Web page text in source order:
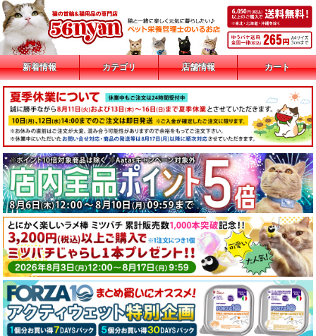
新着情報 カテゴリ 店舗情報 カート